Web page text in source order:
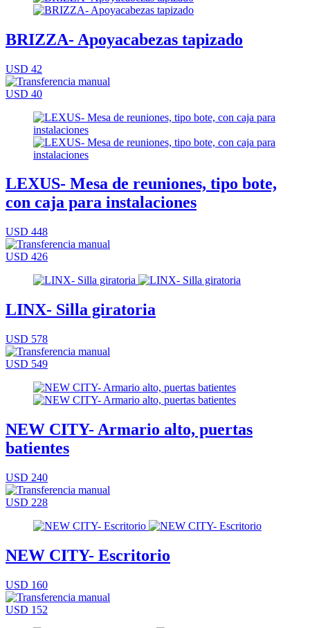
BRIZZA- Apoyacabezas tapizado
USD 42
USD 40
LEXUS- Mesa de reuniones, tipo bote,
con caja para instalaciones
USD 448
USD 426
LINX- Silla giratoria
USD 578
USD 549
NEW CITY- Armario alto, puertas
batientes
USD 240
USD 228
NEW CITY- Escritorio
USD 160
USD 152